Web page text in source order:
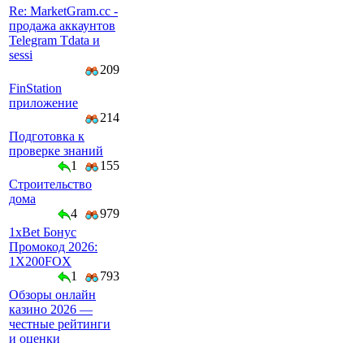
Re: MarketGram.cc -
продажа аккаунтов
Telegram Tdata и
sessi
209
FinStation
приложение
214
Подготовка к
проверке знаний
1
155
Строительство
дома
4
979
1xBet Бонус
Промокод 2026:
1X200FOX
1
793
Обзоры онлайн
казино 2026 —
честные рейтинги
и оценки